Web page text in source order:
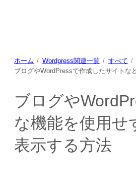
ホーム Wordpress関連一覧 すべて
ブログやWordPressで作成したサイトな
ブログや
な機能を使用せ
表示する方法